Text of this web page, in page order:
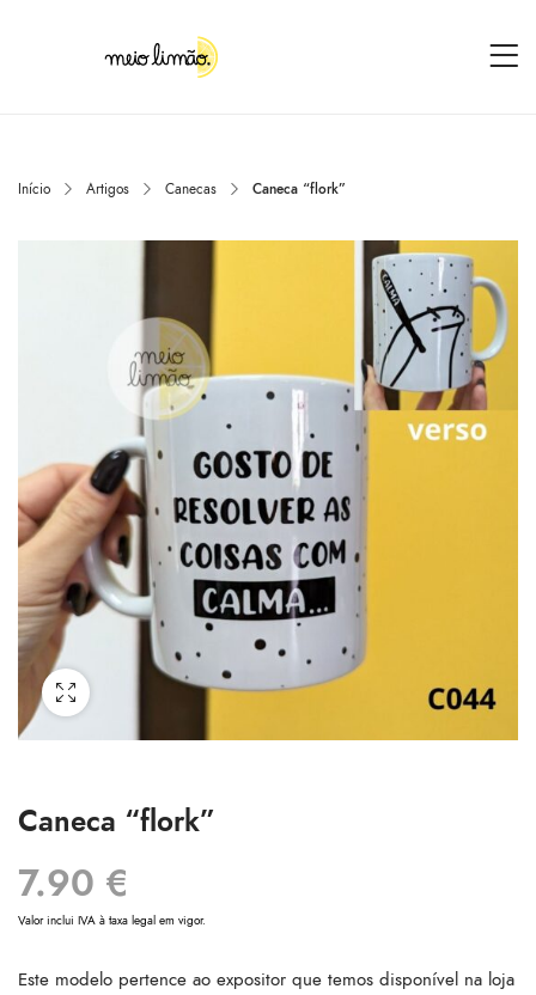
Início Artigos Canecas Caneca “flork”
Caneca “flork”
7.90 €
Valor inclui IVA à taxa legal em vigor.
Este modelo pertence ao expositor que temos disponível na loja